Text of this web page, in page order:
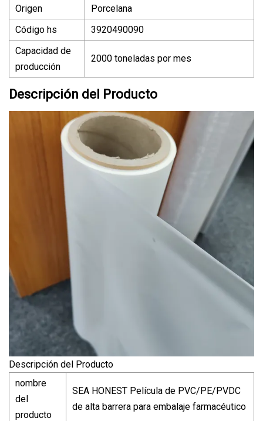
Origen
Porcelana
Código hs
3920490090
Capacidad de
producción
2000 toneladas por mes
Descripción del Producto
Descripción del Producto
nombre
del
producto
SEA HONEST Película de PVC/PE/PVDC
de alta barrera para embalaje farmacéutico